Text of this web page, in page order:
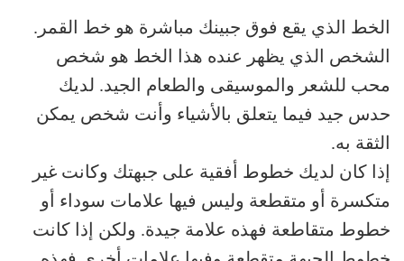
الخط الذي يقع فوق جبينك مباشرة هو خط القمر.
الشخص الذي يظهر عنده هذا الخط هو شخص
محب للشعر والموسيقى والطعام الجيد. لديك
حدس جيد فيما يتعلق بالأشياء وأنت شخص يمكن
الثقة به.
إذا كان لديك خطوط أفقية على جبهتك وكانت غير
متكسرة أو متقطعة وليس فيها علامات سوداء أو
خطوط متقاطعة فهذه علامة جيدة. ولكن إذا كانت